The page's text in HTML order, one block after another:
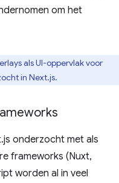
om het
als UI-oppervlak voor
in Next.js.
onderzocht met als
frameworks (Nuxt,
worden al in veel